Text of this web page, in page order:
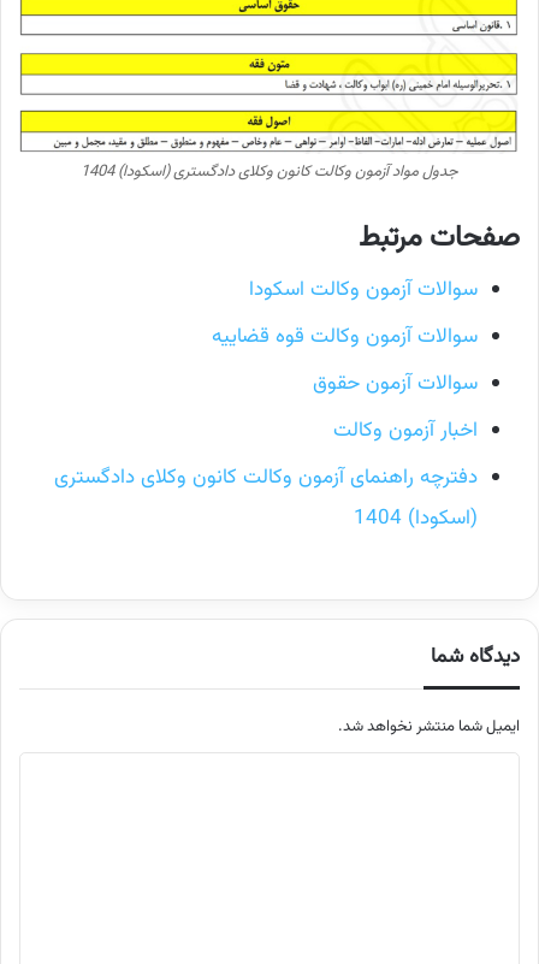
جدول مواد آزمون وکالت کانون وکلای دادگستری (اسکودا) 1404
صفحات مرتبط
سوالات آزمون وکالت اسکودا
سوالات آزمون وکالت قوه قضاییه
سوالات آزمون حقوق
اخبار آزمون وکالت
دفترچه راهنمای آزمون وکالت کانون وکلای دادگستری
(اسکودا) 1404
دیدگاه شما
ایمیل شما منتشر نخواهد شد.